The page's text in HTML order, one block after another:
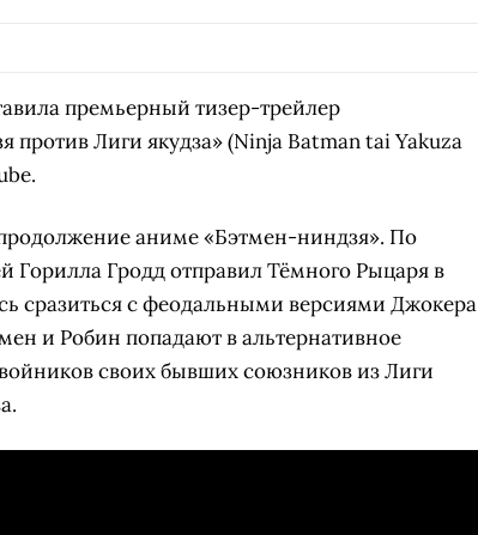
премьерный тизер-трейлер
Лиги якудза» (Ninja Batman tai Yakuza
аниме «Бэтмен-ниндзя». По
Горилла Гродд отправил Тёмного Рыцаря в
сразиться с феодальными версиями Джокера
и Робин попадают в альтернативное
своих бывших союзников из Лиги